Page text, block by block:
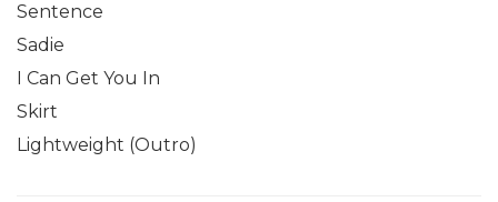
Sentence
Sadie
I Can Get You In
Skirt
Lightweight (Outro)